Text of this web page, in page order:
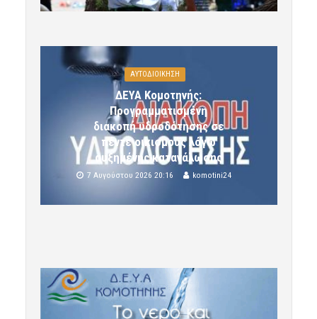
ΑΥΤΟΔΙΟΙΚΗΣΗ
ΔΕΥΑ Κομοτηνής:
Προγραμματισμένη
διακοπή υδροδότησης σε
πέντε οικισμούς λόγω
αυξημένης κατανάλωσης
7 Αυγούστου 2026 20:16 komotini24